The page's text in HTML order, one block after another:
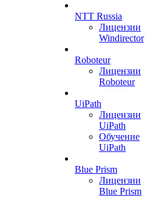
NTT Russia
Лицензии
Windirector
Roboteur
Лицензии
Roboteur
UiPath
Лицензии
UiPath
Обучение
UiPath
Blue Prism
Лицензии
Blue Prism